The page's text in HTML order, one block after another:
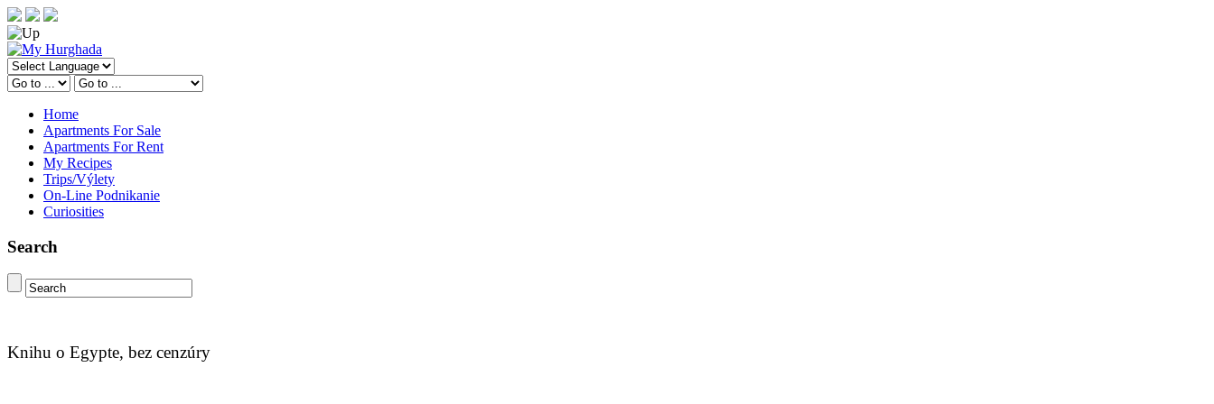
Home
Apartments For Sale
Apartments For Rent
My Recipes
Trips/Výlety
On-Line Podnikanie
Curiosities
Search
Knihu o Egypte, bez cenzúry